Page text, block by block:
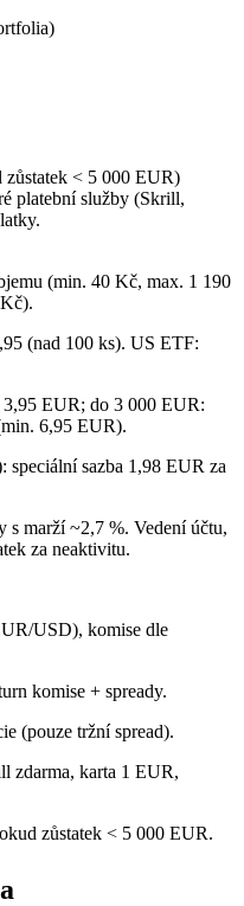
< 5 000 EUR)
platební služby (Skrill,
(min. 40 Kč, max. 1 190
(nad 100 ks). US ETF:
EUR; do 3 000 EUR:
6,95 EUR).
sazba 1,98 EUR za
s marží ~2,7 %. Vedení účtu,
za neaktivitu.
USD), komise dle
komise + spready.
(pouze tržní spread).
zdarma, karta 1 EUR,
zůstatek < 5 000 EUR.